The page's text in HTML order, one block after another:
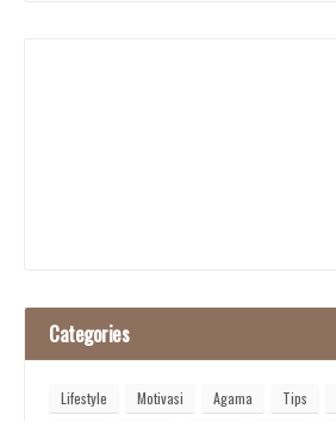
Categories
Lifestyle Motivasi Agama Tips